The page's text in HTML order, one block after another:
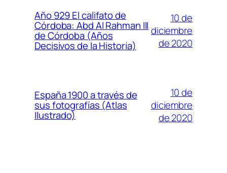
Año 929 El califato de
Córdoba: Abd Al Rahman III
de Córdoba (Años
Decisivos de la Historia)
10 de
diciembre
de 2020
España 1900 a través de
sus fotografías (Atlas
Ilustrado)
10 de
diciembre
de 2020